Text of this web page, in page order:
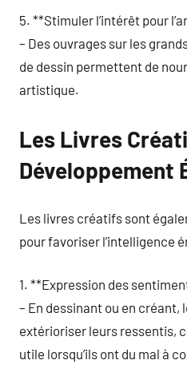
5. **Stimuler l’intérêt pour
– Des ouvrages sur les
de dessin permettent de
artistique.
Les Livres
Développement
Les livres créatifs sont
pour favoriser l’intelligence
1. **Expression des
– En dessinant ou en créant,
extérioriser leurs ressentis,
utile lorsqu’ils ont du mal à